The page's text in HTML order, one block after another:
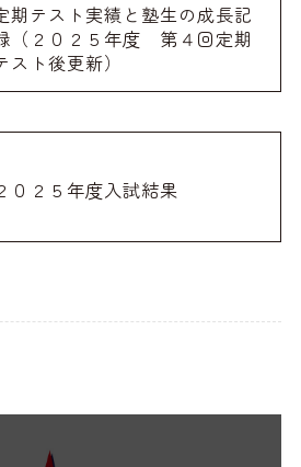
期テスト実績と塾生の成長記
（２０２５年度 第４回定期
スト後更新）
０２５年度入試結果